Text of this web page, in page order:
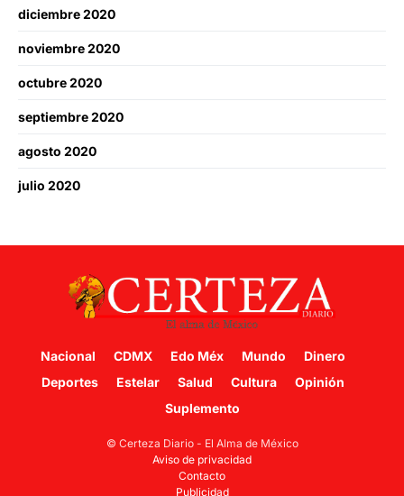
diciembre 2020
noviembre 2020
octubre 2020
septiembre 2020
agosto 2020
julio 2020
Nacional CDMX Edo Méx Mundo
Dinero
Deportes
Estelar Salud Cultura
Opinión
Suplemento
© Certeza Diario - El Alma de México
Aviso de privacidad
Contacto
Publicidad